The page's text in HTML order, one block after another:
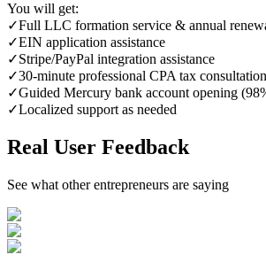
You will get:
✓Full LLC formation service & annual
✓EIN application assistance
✓Stripe/PayPal integration assistance
✓30‑minute professional CPA tax consultation
✓Guided Mercury bank account opening
✓Localized support as needed
Real User Feedback
See what other entrepreneurs are saying